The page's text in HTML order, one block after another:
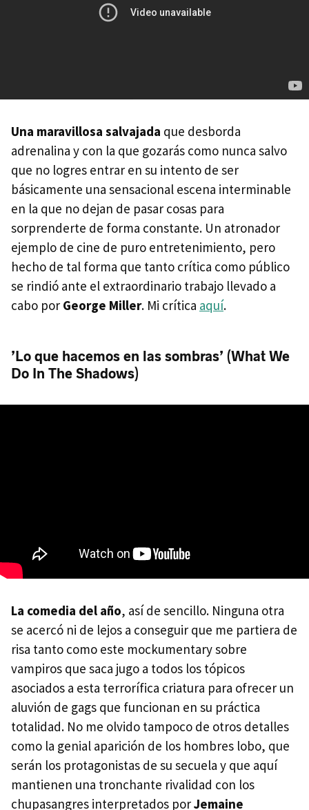
Una maravillosa salvajada que desborda
adrenalina y con la que gozarás como nunca salvo
que no logres entrar en su intento de ser
básicamente una sensacional escena interminable
en la que no dejan de pasar cosas para
sorprenderte de forma constante. Un atronador
ejemplo de cine de puro entretenimiento, pero
hecho de tal forma que tanto crítica como público
se rindió ante el extraordinario trabajo llevado a
cabo por George Miller. Mi crítica aquí.
’Lo que hacemos en las sombras’ (What We
Do In The Shadows)
La comedia del año, así de sencillo. Ninguna otra
se acercó ni de lejos a conseguir que me partiera de
risa tanto como este mockumentary sobre
vampiros que saca jugo a todos los tópicos
asociados a esta terrorífica criatura para ofrecer un
aluvión de gags que funcionan en su práctica
totalidad. No me olvido tampoco de otros detalles
como la genial aparición de los hombres lobo, que
serán los protagonistas de su secuela y que aquí
mantienen una tronchante rivalidad con los
chupasangres interpretados porJemaine